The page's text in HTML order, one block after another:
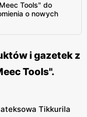
Tools" do
o nowych
i gazetek z
Tools".
Tikkurila